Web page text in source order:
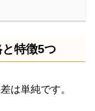
特徴5つ
は単純です。